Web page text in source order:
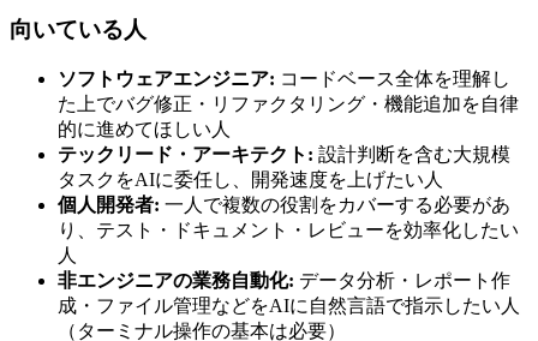
向いている人
ソフトウェアエンジニア: コードベース全体を理解し
た上でバグ修正・リファクタリング・機能追加を自律
的に進めてほしい人
テックリード・アーキテクト: 設計判断を含む大規模
タスクをAIに委任し、開発速度を上げたい人
個人開発者: 一人で複数の役割をカバーする必要があ
り、テスト・ドキュメント・レビューを効率化したい
人
非エンジニアの業務自動化: データ分析・レポート作
成・ファイル管理などをAIに自然言語で指示したい人
（ターミナル操作の基本は必要）